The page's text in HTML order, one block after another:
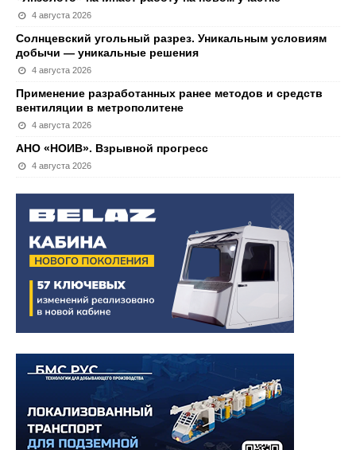
4 августа 2026
Солнцевский угольный разрез. Уникальным условиям
добычи — уникальные решения
4 августа 2026
Применение разработанных ранее методов и средств
вентиляции в метрополитене
4 августа 2026
АНО «НОИВ». Взрывной прогресс
4 августа 2026